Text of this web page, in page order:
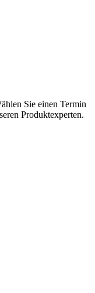
Sie einen Termin
Produktexperten.